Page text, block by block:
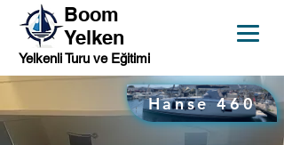
Boom
Yelken
Yelkenli Turu ve Eğitimi
Hanse 460